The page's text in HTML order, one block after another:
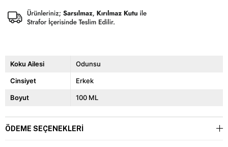
Koku Ailesi Odunsu
Cinsiyet Erkek
Boyut 100 ML
ÖDEME SEÇENEKLERI